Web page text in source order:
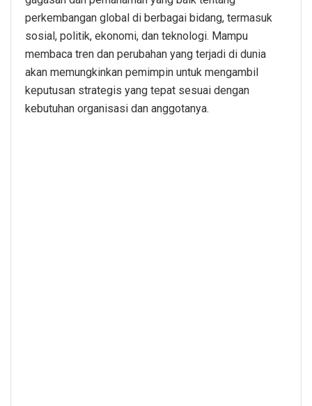
perkembangan global di berbagai bidang, termasuk
sosial, politik, ekonomi, dan teknologi. Mampu
membaca tren dan perubahan yang terjadi di dunia
akan memungkinkan pemimpin untuk mengambil
keputusan strategis yang tepat sesuai dengan
kebutuhan organisasi dan anggotanya.